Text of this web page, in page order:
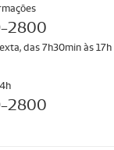
2800
das 7h30min às 17h
2800